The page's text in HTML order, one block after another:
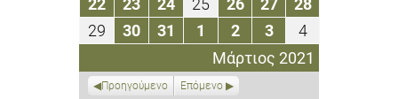
Μάρτιος 2021
2021202120212021202120212021
22
Μαρτίου
2021
23
Μαρτίου
2021
24
Μαρτίου
2021
25
Μαρτίου
2021
26
Μαρτίου
2021
27
Μαρτίου
2021
28
Μαρτίου
2021
29
Μαρτίου
3030
Μαρτίου
31
Μαρτίου
1
Απριλίου
2021
22
Απριλίου
2021
33
Απριλίου
2021
44
Απριλίου
2021
Προηγούμενο Επόμενο